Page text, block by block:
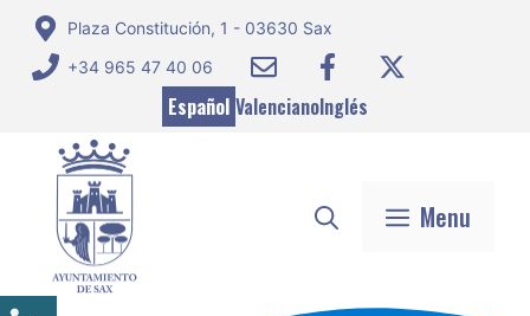
Saltar
contenido
Plaza Constitución, 1 - 03630 Sax
+34 965 47 40 06
Español ValencianoInglés
Menu